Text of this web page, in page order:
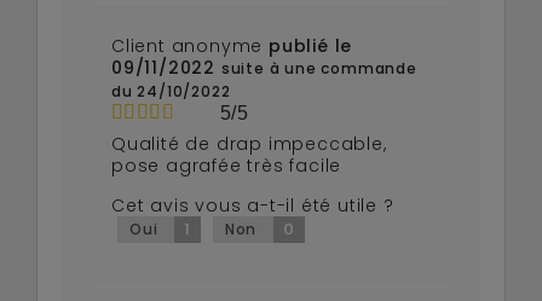
Client anonyme publié le
09/11/2022 suite à une commande
du 24/10/2022
5/5
Qualité de drap impeccable,
pose agrafée très facile
Cet avis vous a-t-il été utile ?
Oui 1 Non 0